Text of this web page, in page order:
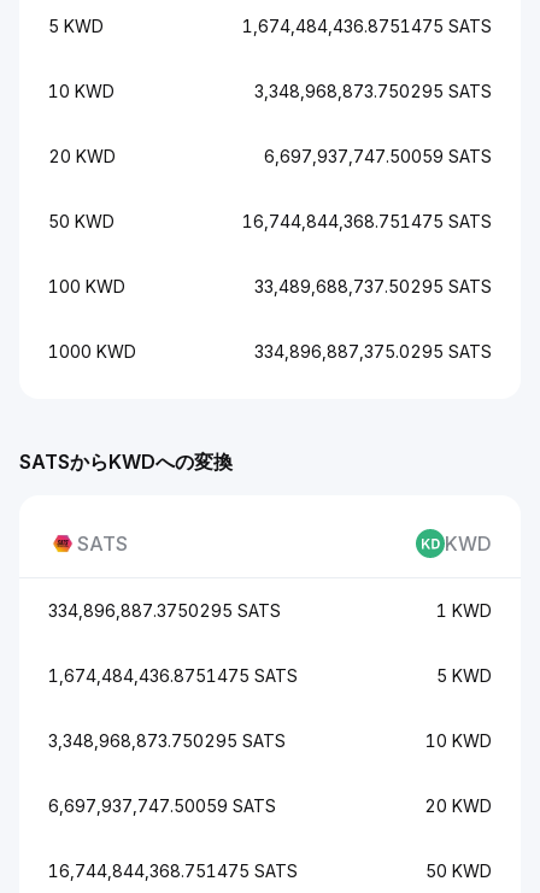
SATSからKWDへの変換
SATS KWD
334,896,887.3750295 SATS 1 KWD
1,674,484,436.8751475 SATS 5 KWD
3,348,968,873.750295 SATS 10 KWD
6,697,937,747.50059 SATS 20 KWD
16,744,844,368.751475 SATS 50 KWD
5 KWD 1,674,484,436.8751475 SATS
10 KWD 3,348,968,873.750295 SATS
20 KWD 6,697,937,747.50059 SATS
50 KWD 16,744,844,368.751475 SATS
100 KWD 33,489,688,737.50295 SATS
1000 KWD 334,896,887,375.0295 SATS